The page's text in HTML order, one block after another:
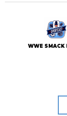
WWE SMACK